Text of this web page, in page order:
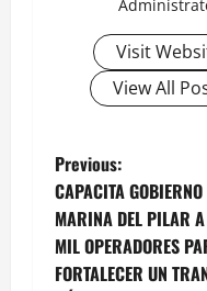
Visit
View All
P
o
s
Previous:
CAPACITA GOBIERNO
MARINA DEL PILAR
MIL OPERADORES
FORTALECER UN